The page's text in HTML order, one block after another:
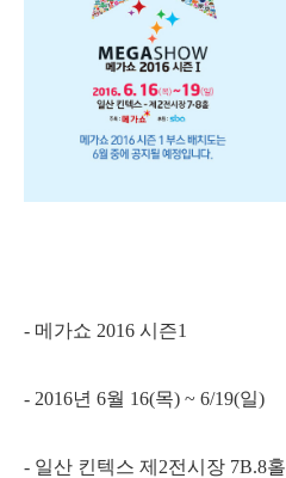
- 메가쇼 2016 시즌1
- 2016년 6월 16(목) ~ 6/19(일)
- 일산 킨텍스 제2전시장 7B.8홀